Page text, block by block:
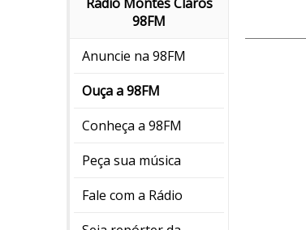
98FM
Anuncie na 98FM
Ouça a 98FM
Conheça a 98FM
Peça sua música
Fale com a Rádio